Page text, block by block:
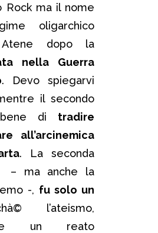
Rock ma il nome
oligarchico
Atene dopo la
nella Guerra
. Devo spiegarvi
il secondo
bene di tradire
all’arcinemica
. La seconda
– ma anche la
-, fu solo un
l’ateismo,
un reato